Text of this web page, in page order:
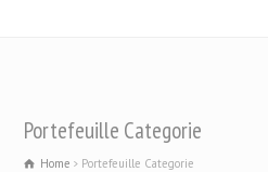
Portefeuille Categorie
Home Portefeuille Categorie